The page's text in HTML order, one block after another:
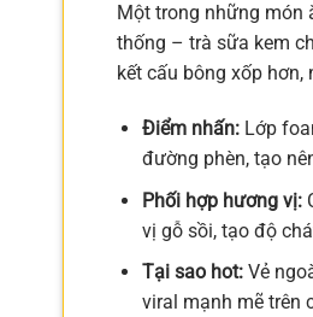
Một trong những món
thống – trà sữa kem
kết cấu bông xốp
Điểm nhấn:Lớp
đường phèn, tạo
Phối hợp hương vị:
vị gỗ sồi, tạo độ
Tại sao hot:Vẻ
viral mạnh mẽ trên